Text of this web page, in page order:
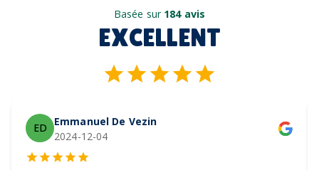
Basée sur 184 avis
EXCELLENT
ED
Emmanuel De Vezin
2024-12-04